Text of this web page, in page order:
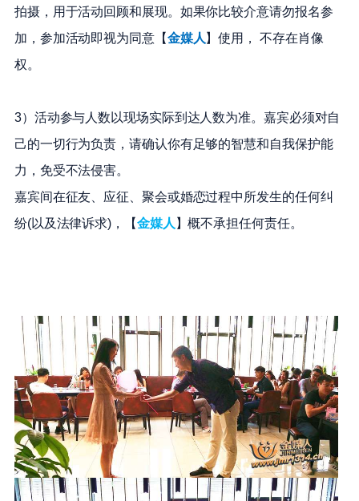
拍摄，用于活动回顾和展现。如果你比较介意请勿报名参
加，参加活动即视为同意【金媒人 】使用， 不存在肖像
权。
3）活动参与人数以现场实际到达人数为准。嘉宾必须对自
己的一切行为负责，请确认你有足够的智慧和自我保护能
力，免受不法侵害。
嘉宾间在征友、应征、聚会或婚恋过程中所发生的任何纠
纷(以及法律诉求)，【金媒人 】概不承担任何责任。